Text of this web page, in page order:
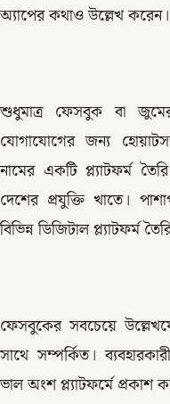
অ্যাপের কথাও উল্লেখ করেন।
শুধুমাত্র ফেসবুক বা
যোগাযোগের জন্য
নামের একটি প্ল্যাটফর্ম
দেশের প্রযুক্তি খাতে।
বিভিন্ন ডিজিটাল প্ল্যাটফর্ম
ফেসবুকের সবচেয়ে
সাথে সম্পর্কিত।
ভাল অংশ প্ল্যাটফর্মে